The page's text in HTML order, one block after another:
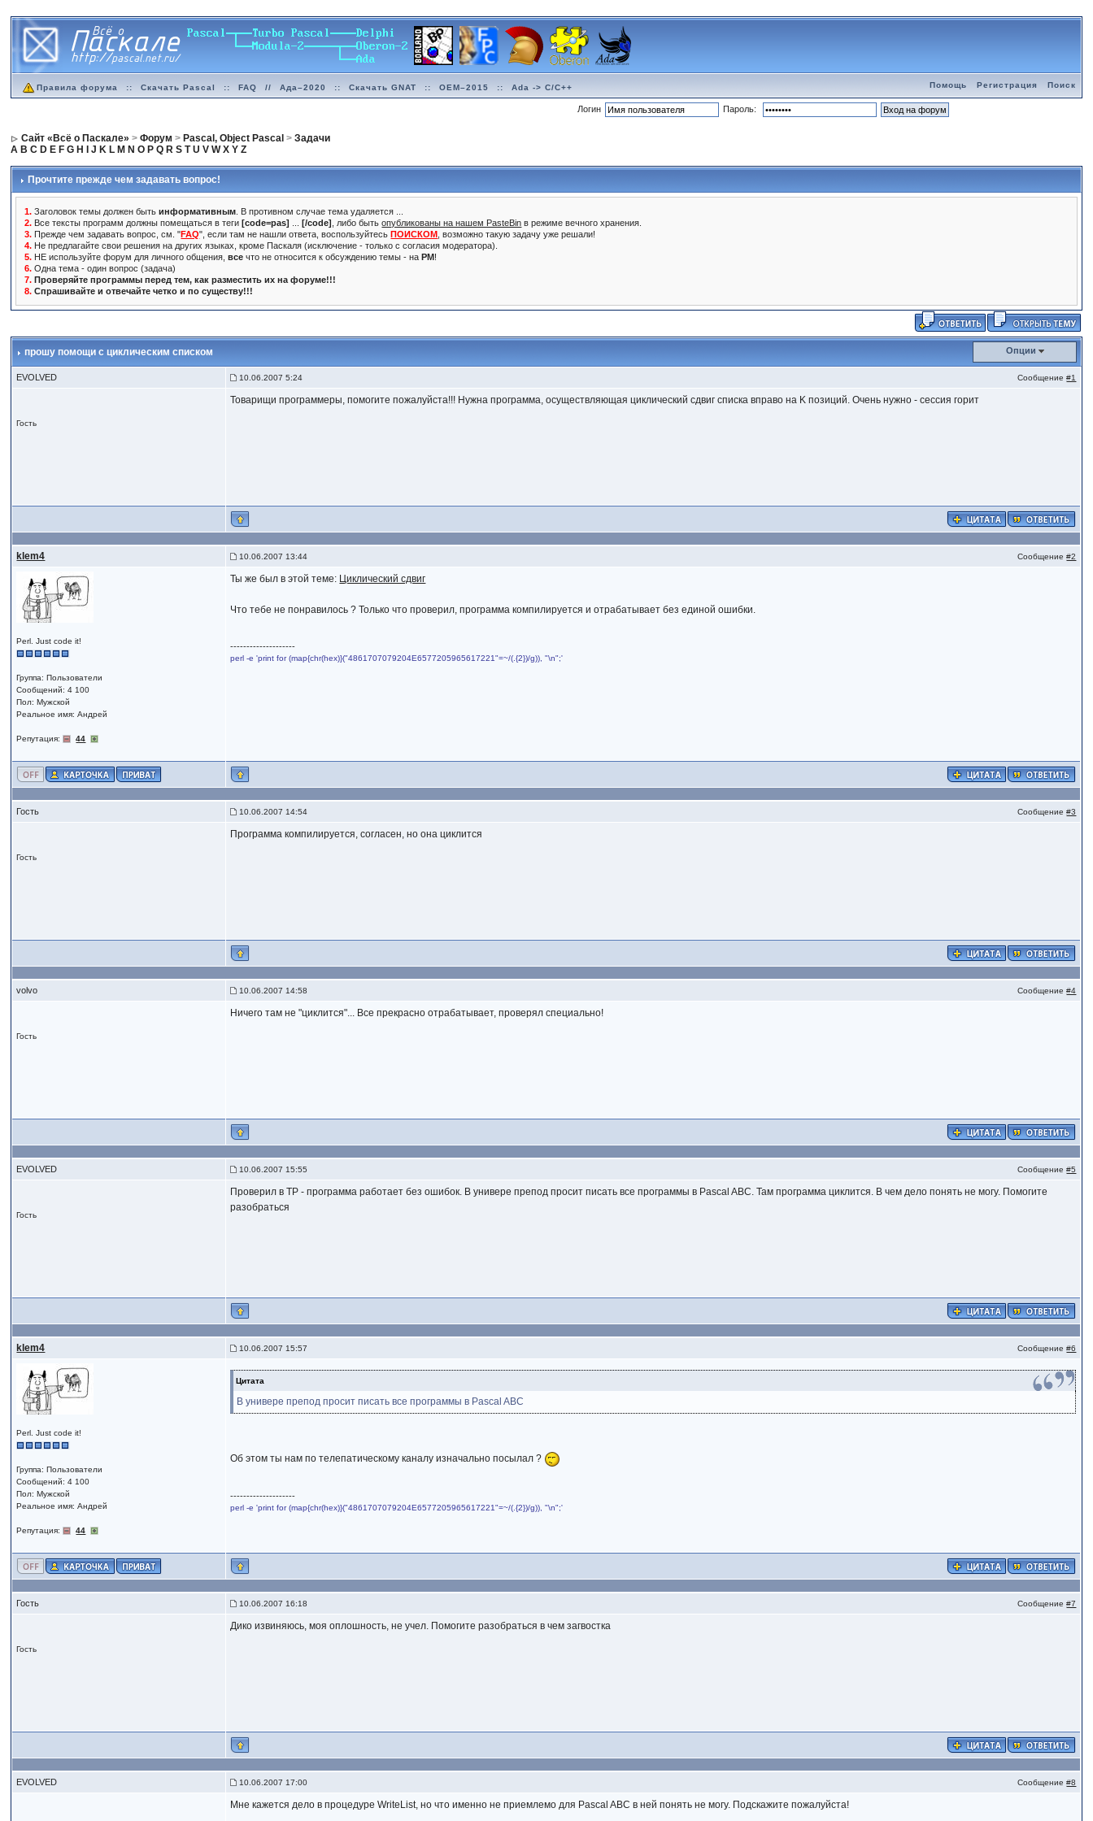
Правила форума :: Скачать Pascal :: FAQ // Ада–2020 :: Скачать GNAT :: OEM–2015 :: Ada -> C/C++ Помощь Регистрация Поиск
Логин Пароль:
Сайт «Всё о Паскале» >Форум > Pascal, Object Pascal >Задачи
A B C D E F G H J K L M N O P Q R S T U V W X Y Z
Прочтите прежде чем задавать вопрос!
1. Заголовок темы должен бытьинформативным . В противном случае тема удаляется ...
2. Все тексты программ должны помещаться в теги[code=pas] ...[/code] , либо бытьопубликованы на нашем PasteBin в режиме вечного хранения.
3. Прежде чем задавать вопрос, см. "FAQ", если там не нашли ответа, воспользуйтесьПОИСКОМ , возможно такую задачу уже решали!
4. Не предлагайте свои решения на других языках, кроме Паскаля (исключение - только с согласия модератора).
5. НЕ используйте форум для личного общения,все что не относится к обсуждению темы - наPM!
6. Одна тема - один вопрос (задача)
7. Проверяйте программы перед тем, как разместить их на форуме!!!
8. Спрашивайте и отвечайте четко и по существу!!!
прошу помощи с циклическим списком Опции
EVOLVED 10.06.2007 5:24 Сообщение#1
Гость
Товарищи программеры, помогите пожалуйста!!! Нужна программа, осуществляющая циклический сдвиг списка вправо на K позиций. Очень нужно - сессия горит
klem4 10.06.2007 13:44 Сообщение#2
Perl. Just code it!
Группа: Пользователи
Сообщений: 4 100
Пол: Мужской
Реальное имя: Андрей
Репутация: 44
Ты же был в этой теме: Циклический сдвиг
Что тебе не понравилось ? Только что проверил, программа компилируется и отрабатывает без единой ошибки.
--------------------
perl -e 'print for (map{chr(hex)}("4861707079204E6577205965617221"=~/(.{2})/g)), "\n";'
Гость 10.06.2007 14:54 Сообщение#3
Гость
Программа компилируется, согласен, но она циклится
volvo 10.06.2007 14:58 Сообщение#4
Гость
Ничего там не "циклится"... Все прекрасно отрабатывает, проверял специально!
EVOLVED 10.06.2007 15:55 Сообщение#5
Гость
Проверил в TP - программа работает без ошибок. В универе препод просит писать все программы в Pascal ABC. Там программа циклится. В чем дело понять не могу. Помогите
разобраться
klem4 10.06.2007 15:57 Сообщение#6
Perl. Just code it!
Группа: Пользователи
Сообщений: 4 100
Пол: Мужской
Реальное имя: Андрей
Репутация: 44
Цитата
В универе препод просит писать все программы в Pascal ABC
Об этом ты нам по телепатическому каналу изначально посылал ?
--------------------
perl -e 'print for (map{chr(hex)}("4861707079204E6577205965617221"=~/(.{2})/g)), "\n";'
Гость 10.06.2007 16:18 Сообщение#7
Гость
Дико извиняюсь, моя оплошность, не учел. Помогите разобраться в чем загвостка
EVOLVED 10.06.2007 17:00 Сообщение#8
Мне кажется дело в процедуре WriteList, но что именно не приемлемо для Pascal ABC в ней понять не могу. Подскажите пожалуйста!